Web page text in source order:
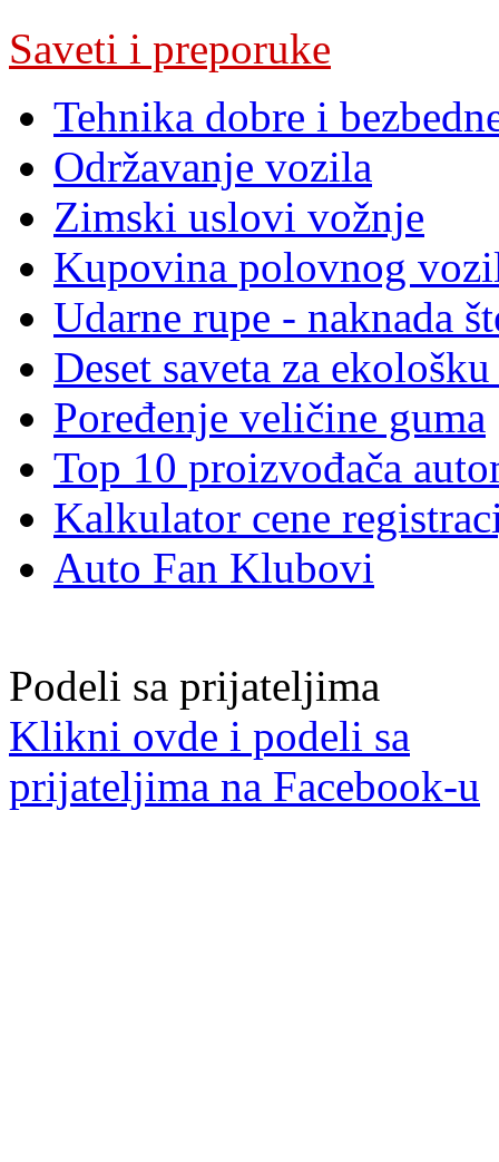
Saveti i preporuke
Tehnika dobre i
Održavanje vozila
Zimski uslovi vožnje
Kupovina polovnog
Udarne rupe - naknada
Deset saveta za
Poređenje veličine guma
Top 10 proizvođača
Kalkulator cene
Auto Fan Klubovi
Podeli sa prijateljima
Klikni ovde i podeli sa
prijateljima na Facebook-u